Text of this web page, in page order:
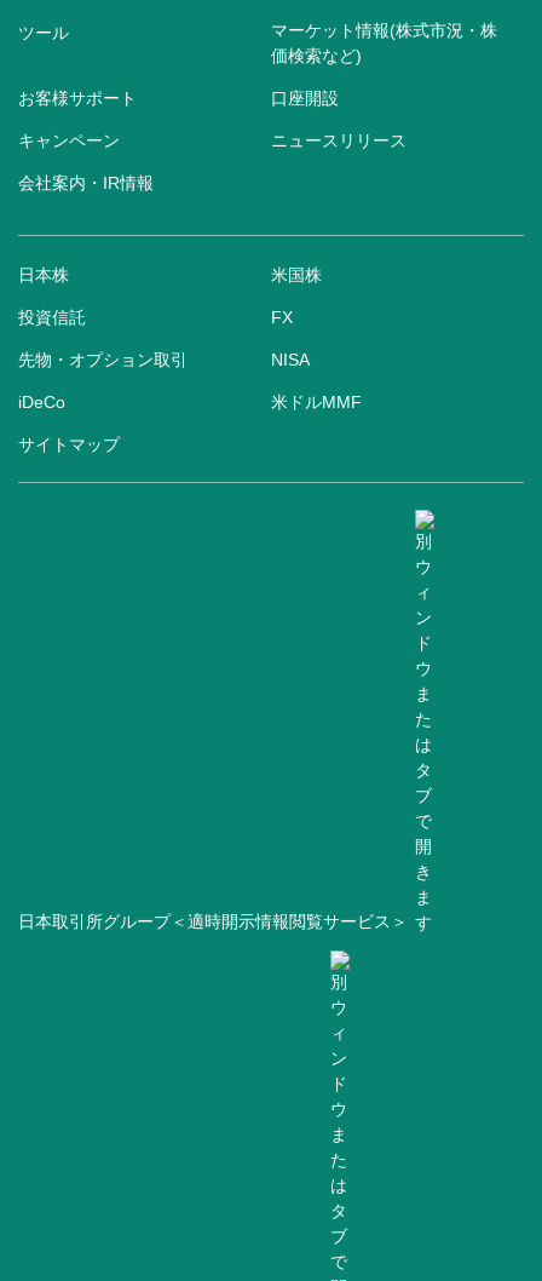
ツール
マーケット情報(株式市況・株
価検索など)
お客様サポート 口座開設
キャンペーン ニュースリリース
会社案内・IR情報
日本株 米国株
投資信託 FX
先物・オプション取引 NISA
iDeCo 米ドルMMF
サイトマップ
日本取引所グループ＜適時開示情報閲覧サービス＞